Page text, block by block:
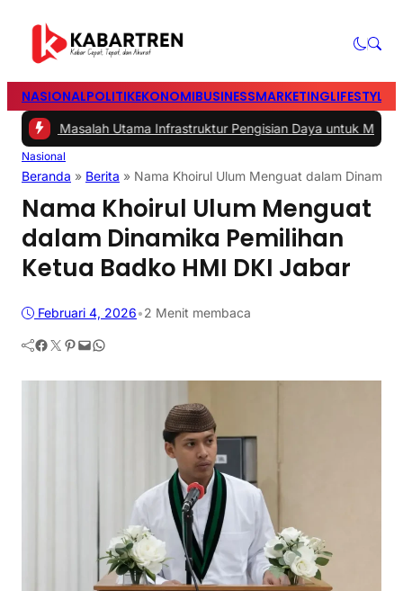
NASIONALPOLITIKEKONOMIBUSINESSMARKETINGLIFESTYLE
Masalah Utama Infrastruktur Pengisian Daya untuk Mobil
Nasional
Beranda » Berita » Nama Khoirul Ulum Menguat dalam
Nama Khoirul Ulum Menguat
dalam Dinamika Pemilihan
Ketua Badko HMI DKI Jabar
Februari 4, 2026•2 Menit membaca
Facebook Twitter Pinterest Mail WhatsApp